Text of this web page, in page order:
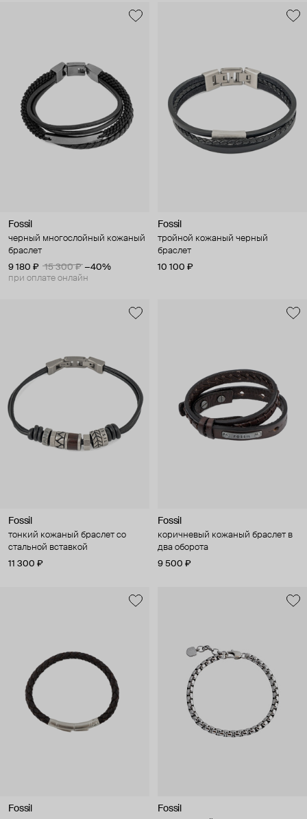
Fossil
черный многослойный кожаный
браслет
9 180 ₽
15 300 ₽ −40%
при оплате онлайн
Fossil
тройной кожаный черный
браслет
10 100 ₽
Fossil
тонкий кожаный браслет со
стальной вставкой
11 300 ₽
Fossil
коричневый кожаный браслет в
два оборота
9 500 ₽
Fossil Fossil